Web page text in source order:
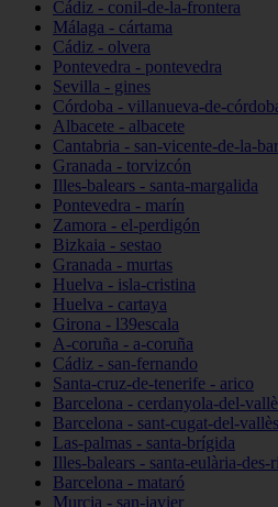
Cádiz - conil-de-la-frontera
Málaga - cártama
Cádiz - olvera
Pontevedra - pontevedra
Sevilla - gines
Córdoba - villanueva-de-
Albacete - albacete
Cantabria - san-vicente-de-la-
Granada - torvizcón
Illes-balears - santa-margalida
Pontevedra - marín
Zamora - el-perdigón
Bizkaia - sestao
Granada - murtas
Huelva - isla-cristina
Huelva - cartaya
Girona - l39escala
A-coruña - a-coruña
Cádiz - san-fernando
Santa-cruz-de-tenerife - arico
Barcelona - cerdanyola-del-
Barcelona - sant-cugat-del-vallès
Las-palmas - santa-brígida
Illes-balears - santa-eulària-des-
Barcelona - mataró
Murcia - san-javier